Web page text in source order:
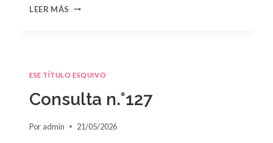
LEER MÁS CONSULTA
JANET
DAILEY
ESE TÍTULO ESQUIVO
Consulta n.°127
Por admin 21/05/2026